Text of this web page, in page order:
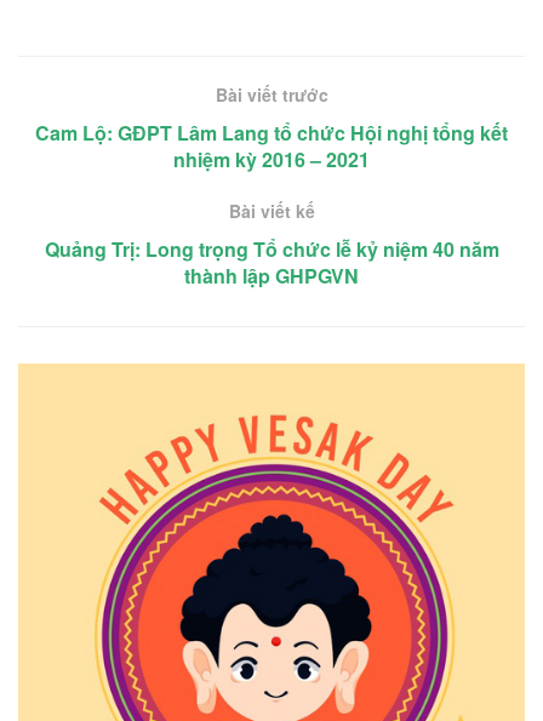
Bài viết trước
Cam Lộ: GĐPT Lâm Lang tổ chức Hội nghị tổng kết
nhiệm kỳ 2016 – 2021
Bài viết kế
Quảng Trị: Long trọng Tổ chức lễ kỷ niệm 40 năm
thành lập GHPGVN